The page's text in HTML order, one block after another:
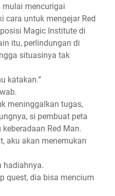
mulai mencurigai
cara untuk mengejar Red
Magic Institute di
itu, perlindungan di
situasinya tak
katakan.”
meninggalkan tugas,
si pembuat peta
Red Man.
aku akan menemukan
hadiahnya.
quest, dia bisa mencium